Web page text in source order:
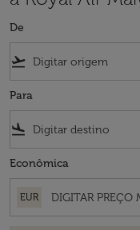
De
flight_takeoff
Para
flight_land
Econômica
EUR